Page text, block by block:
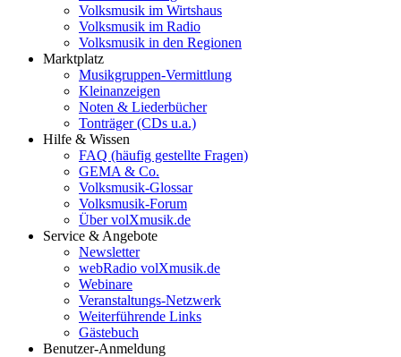
Volksmusik im Wirtshaus
Volksmusik im Radio
Volksmusik in den Regionen
Marktplatz
Musikgruppen-Vermittlung
Kleinanzeigen
Noten & Liederbücher
Tonträger (CDs u.a.)
Hilfe & Wissen
FAQ (häufig gestellte Fragen)
GEMA & Co.
Volksmusik-Glossar
Volksmusik-Forum
Über volXmusik.de
Service & Angebote
Newsletter
webRadio volXmusik.de
Webinare
Veranstaltungs-Netzwerk
Weiterführende Links
Gästebuch
Benutzer-Anmeldung